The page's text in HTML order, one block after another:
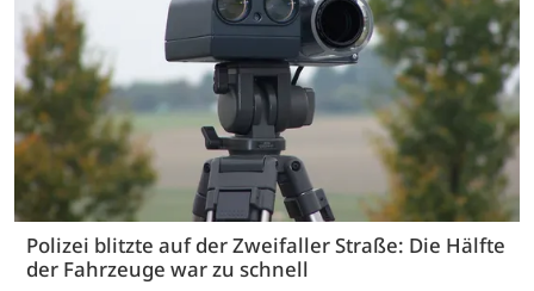
Polizei blitzte auf der Zweifaller Straße: Die Hälfte
der Fahrzeuge war zu schnell